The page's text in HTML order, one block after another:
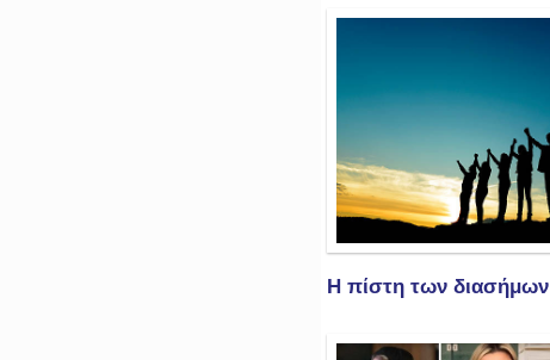
Η πίστη των διασήμων